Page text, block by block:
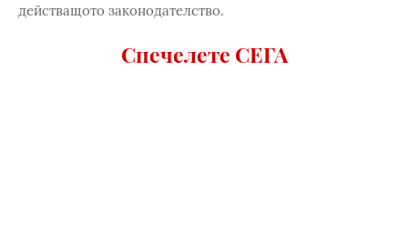
действащото законодателство.
Спечелете СЕГА